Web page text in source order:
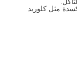
مثل كلوريد